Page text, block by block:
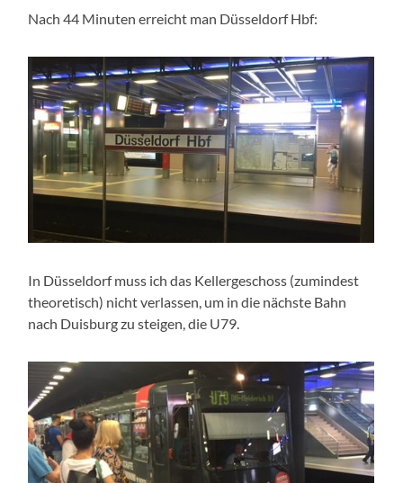
Nach 44 Minuten erreicht man Düsseldorf Hbf:
In Düsseldorf muss ich das Kellergeschoss (zumindest
theoretisch) nicht verlassen, um in die nächste Bahn
nach Duisburg zu steigen, die U79.